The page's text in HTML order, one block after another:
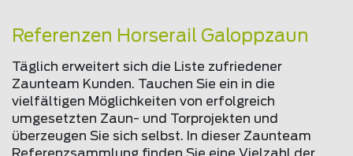
Referenzen Horserail Galoppzaun
Täglich erweitert sich die Liste zufriedener
Zaunteam Kunden. Tauchen Sie ein in die
vielfältigen Möglichkeiten von erfolgreich
umgesetzten Zaun- und Torprojekten und
überzeugen Sie sich selbst. In dieser Zaunteam